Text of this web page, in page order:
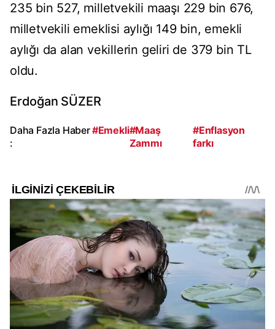
235 bin 527, milletvekili maaşı 229 bin 676,
milletvekili emeklisi aylığı 149 bin, emekli
aylığı da alan vekillerin geliri de 379 bin TL
oldu.
Erdoğan SÜZER
Daha Fazla Haber
:
#Emekli#Maaş
Zammı
#Enflasyon
farkı